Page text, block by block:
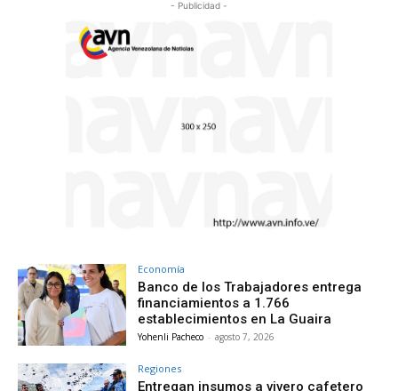
- Publicidad -
Economía
Banco de los Trabajadores entrega
financiamientos a 1.766
establecimientos en La Guaira
Yohenli Pacheco - agosto 7, 2026
Regiones
Entregan insumos a vivero cafetero